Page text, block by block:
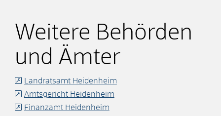
Weitere Behörden
und Ämter
Landratsamt Heidenheim
Amtsgericht Heidenheim
Finanzamt Heidenheim